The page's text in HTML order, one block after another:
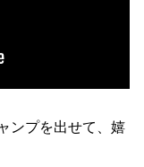
ンプを出せて、嬉